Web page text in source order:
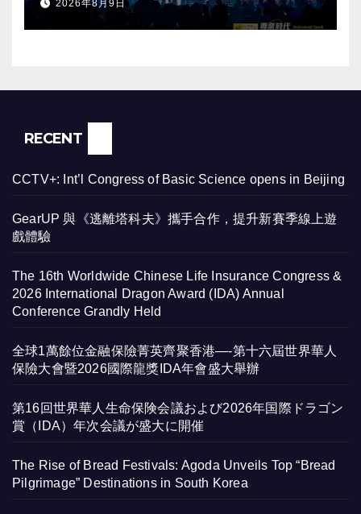
辦2026年8月9日
RECENT
CCTV+: Int’l Congress of Basic Science opens in Beijing
GearUP 與《逃離塔科夫》攜手合作，提升新賽季線上遊
戲體驗
The 16th Worldwide Chinese Life Insurance Congress &
2026 International Dragon Award (IDA) Annual
Conference Grandly Held
全球1萬餘位金融保險菁英齊聚香港—-第十六屆世界華人
保險大會暨2026國際龍獎IDA年會盛大舉辦
第16回世界華人生命保険会議および2026年国際ドラゴン
賞（IDA）年次会議が盛大に開催
The Rise of Bread Festivals: Agoda Unveils Top “Bread
Pilgrimage” Destinations in South Korea